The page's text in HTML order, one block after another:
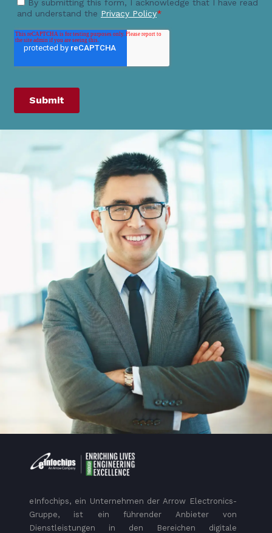
eInfochips, ein Unternehmen der Arrow Electronics-
Gruppe, ist ein führender Anbieter von
Dienstleistungen in den Bereichen digitale